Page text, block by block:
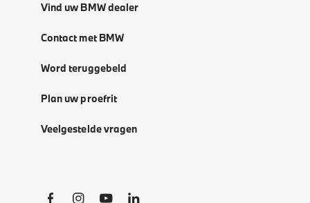
Vind uw BMW dealer
Contact met BMW
Word teruggebeld
Plan uw proefrit
Veelgestelde vragen
Social Links